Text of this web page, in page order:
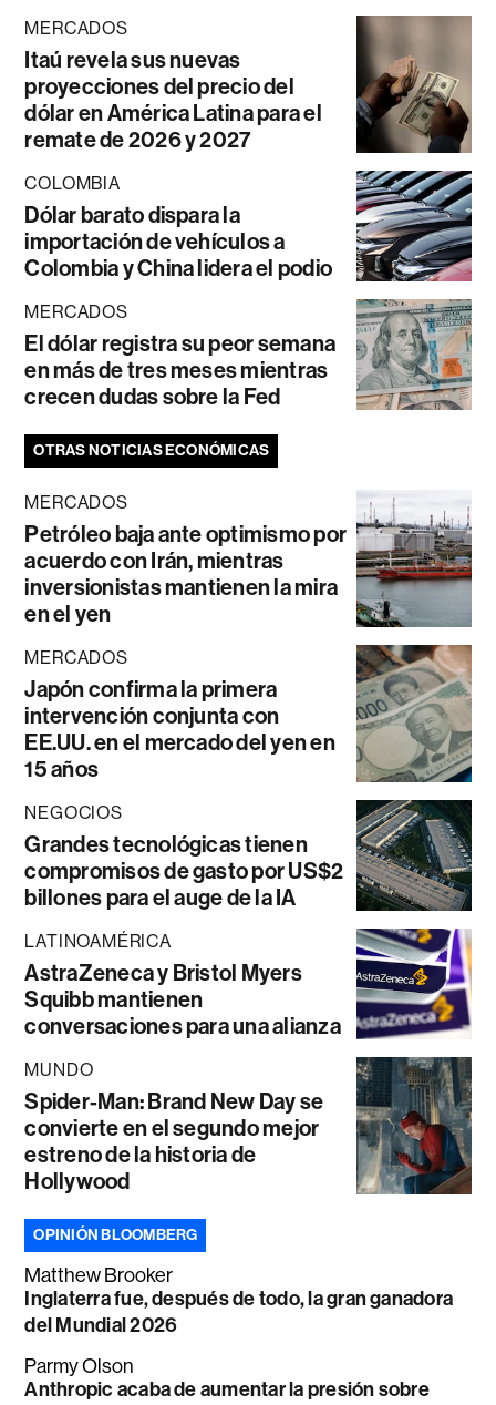
MERCADOS
Itaú revela sus nuevas
proyecciones del precio del
dólar en América Latina para el
remate de 2026 y 2027
COLOMBIA
Dólar barato dispara la
importación de vehículos a
Colombia y China lidera el podio
MERCADOS
El dólar registra su peor semana
en más de tres meses mientras
crecen dudas sobre la Fed
OTRAS NOTICIAS ECONÓMICAS
MERCADOS
Petróleo baja ante optimismo por
acuerdo con Irán, mientras
inversionistas mantienen la mira
en el yen
MERCADOS
Japón confirma la primera
intervención conjunta con
EE.UU. en el mercado del yen en
15 años
NEGOCIOS
Grandes tecnológicas tienen
compromisos de gasto por US$2
billones para el auge de la IA
LATINOAMÉRICA
AstraZeneca y Bristol Myers
Squibb mantienen
conversaciones para una alianza
MUNDO
Spider-Man: Brand New Day se
convierte en el segundo mejor
estreno de la historia de
Hollywood
OPINIÓN BLOOMBERG
Matthew Brooker
Inglaterra fue, después de todo, la gran ganadora
del Mundial 2026
Parmy Olson
Anthropic acaba de aumentar la presión sobre